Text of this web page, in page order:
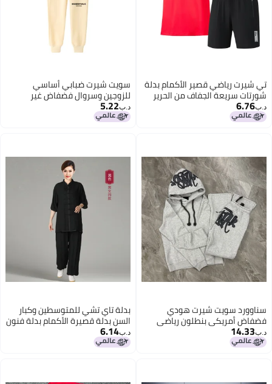
تي شيرت رياضي قصير الأكمام بدلة
شورتات سريعة الجفاف من الحرير
الجليدي للرجال والنساء
د.ب‏6.76
سويت شيرت ضبابي أساسي
للزوجين وسروال فضفاض غير
رسمي متعدد الاستخدامات
د.ب‏5.22
سناوورد سويت شيرت هودي
فضفاض أمريكي بنطلون رياضي
للرجال والنساء علامة تجارية عصرية
هيب هوب ملابس زوجين كاجوال
د.ب‏14.33
بدلة تاي تشي للمتوسطين وكبار
السن بدلة قصيرة الأكمام بدلة فنون
القتال أداء المنافسة تمارين الصباح
ممارسة الملاكمة رقيقة خضراء
د.ب‏6.14